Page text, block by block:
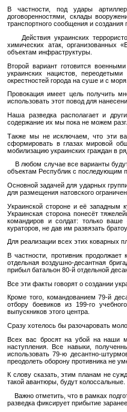
В частности, под удары
договоренностями, склады
транспортного сообщения и создания
Действия украинских
химических атак, организованных
объектам инфраструктуры.
Второй вариант готовится
украинских нацистов,
окрестностей города на суше и с моря.
Провокация имеет цель получить
использовать этот повод для
Наша разведка располагает и
содержание их мы пока не можем
Также мы не исключаем, что эти
сформировать в глазах мировой
мобилизацию украинских граждан в
В любом случае все варианты будут
объектам Республик с последующим
Основной задачей для ударных
для размещения натовского
Украинской стороне и её западным
Украинская сторона понесёт
командиров и солдат: только ваше
кураторов, не дав им развязать
Для реализации всех этих коварных
В частности, противник
отдельная воздушно-десантная
прибыл батальон 80-й отдельной
Все эти факты говорят о создании
Кроме того, командованием 79-й
отбору боевиков из 199-го
выпускников этого центра.
Сразу хотелось бы разочаровать
Всех вас бросят на убой на наши
наступления. Все навыки,
использовать 79-ю десантно-
преодолеть оборону противника не
К слову сказать, этим планам не
такой авантюры, будут колоссальные.
Важно отметить, что в рамках
разведка фиксирует прибытие